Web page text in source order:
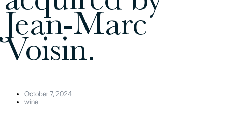
Jean-Marc
Voisin.
October 7, 2024
wine